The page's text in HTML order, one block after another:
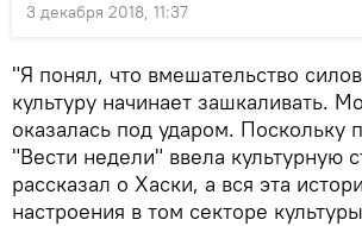
3 декабря 2018, 11:37
"Я понял, что вмешательство
культуру начинает зашкаливать.
оказалась под ударом. Поскольку
"Вести недели" ввела культурную
рассказал о Хаски, а вся эта
настроения в том секторе